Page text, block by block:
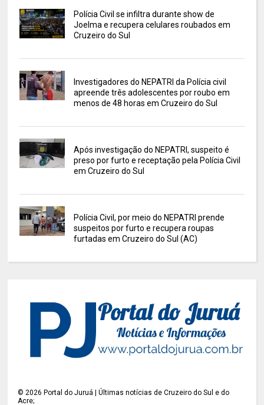
Polícia Civil se infiltra durante show de
Joelma e recupera celulares roubados em
Cruzeiro do Sul
Investigadores do NEPATRI da Polícia civil
apreende três adolescentes por roubo em
menos de 48 horas em Cruzeiro do Sul
Após investigação do NEPATRI, suspeito é
preso por furto e receptação pela Polícia Civil
em Cruzeiro do Sul
Polícia Civil, por meio do NEPATRI prende
suspeitos por furto e recupera roupas
furtadas em Cruzeiro do Sul (AC)
©2026 Portal do Juruá | Últimas notícias de Cruzeiro do Sul e do
Acre;